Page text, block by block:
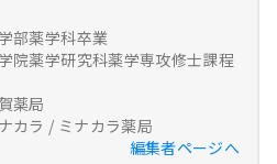
部薬学科卒業
院薬学研究科薬学専攻修士課程
薬局
カラ / ミナカラ薬局
編集者ページへ